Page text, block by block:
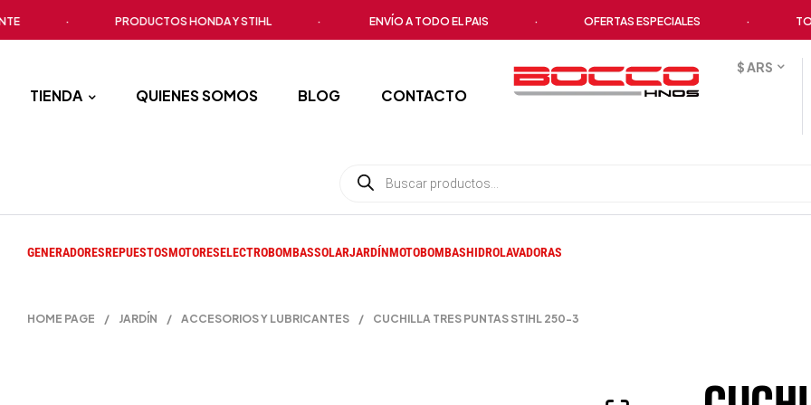
PRODUCTOS HONDA Y STIHL ENVÍO A TODO EL PAIS OFERTAS ESPECIALES
TIENDA QUIENES SOMOS BLOG CONTACTO
$ ARS
GENERADORESREPUESTOSMOTORESELECTROBOMBASSOLARJARDÍNMOTOBOMBASHIDROLAVADORAS
HOME PAGE / JARDÍN / ACCESORIOS Y LUBRICANTES / CUCHILLA TRES PUNTAS STIHL 250-3